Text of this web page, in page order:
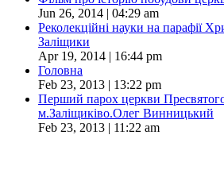
Jun 26, 2014 | 04:29 am
Реколекційні науки на парафії
Заліщики
Apr 19, 2014 | 16:44 pm
Головна
Feb 23, 2013 | 13:22 pm
Перший парох церкви
м.Заліщиківо.Олег Винницький
Feb 23, 2013 | 11:22 am